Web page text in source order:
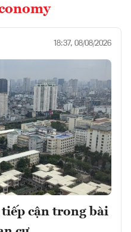
18:37, 08/08/2026
cận trong bài